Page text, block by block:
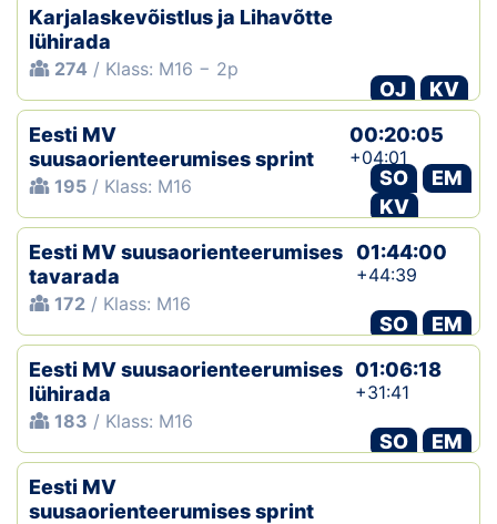
Karjalaskevõistlus ja Lihavõtte
lühirada
274 / Klass: M16 − 2p
OJ
KV
Eesti MV
suusaorienteerumises sprint
195 / Klass: M16
00:20:05
+04:01
SO
EM
KV
Eesti MV suusaorienteerumises
tavarada
172 / Klass: M16
01:44:00
+44:39
SO
EM
Eesti MV suusaorienteerumises
lühirada
183 / Klass: M16
01:06:18
+31:41
SO
EM
Eesti MV
suusaorienteerumises sprint